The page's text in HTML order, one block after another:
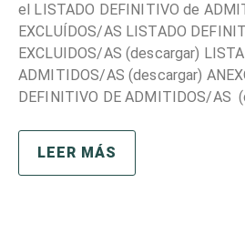
el LISTADO DEFINITIVO de
EXCLUÍDOS/AS LISTADO
EXCLUIDOS/AS (descargar)
ADMITIDOS/AS (descargar)
DEFINITIVO DE ADMITIDOS/AS
LEER MÁS